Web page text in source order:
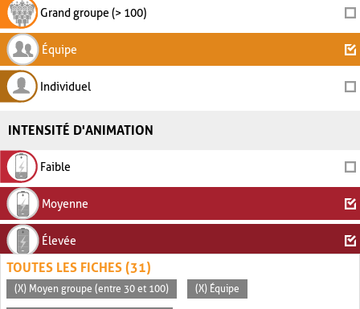
Grand groupe (> 100)
Équipe
Individuel
INTENSITÉ D'ANIMATION
Faible
Moyenne
Élevée
TOUTES LES FICHES (31)
(X) Moyen groupe (entre 30 et 100) (X) Équipe